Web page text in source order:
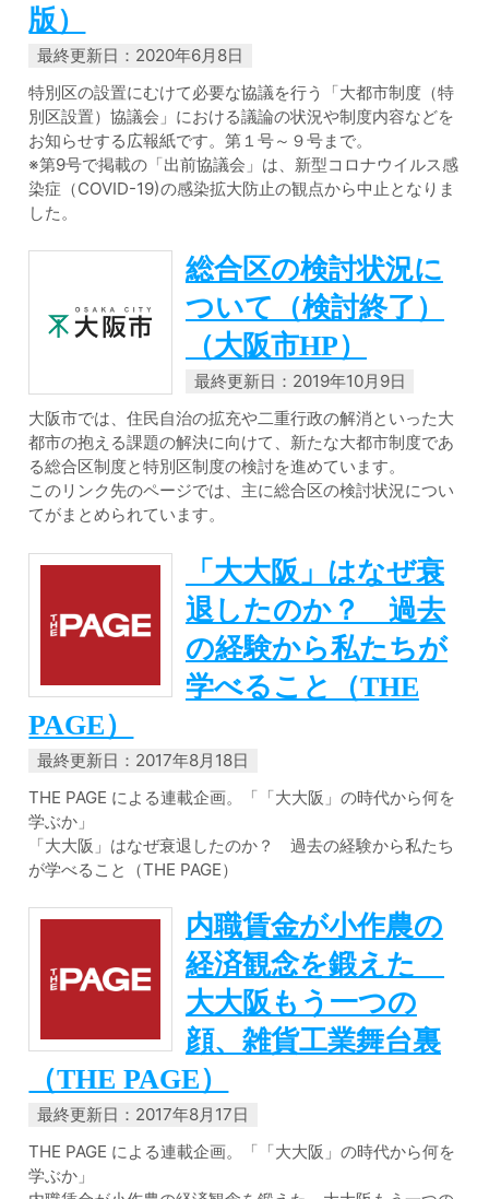
版）
最終更新日：2020年6月8日
特別区の設置にむけて必要な協議を行う「大都市制度（特
別区設置）協議会」における議論の状況や制度内容などを
お知らせする広報紙です。第１号～９号まで。
※第9号で掲載の「出前協議会」は、新型コロナウイルス感
染症（COVID-19)の感染拡大防止の観点から中止となりま
した。
総合区の検討状況に
ついて（検討終了）
（大阪市HP）
最終更新日：2019年10月9日
大阪市では、住民自治の拡充や二重行政の解消といった大
都市の抱える課題の解決に向けて、新たな大都市制度であ
る総合区制度と特別区制度の検討を進めています。
このリンク先のページでは、主に総合区の検討状況につい
てがまとめられています。
「大大阪」はなぜ衰
退したのか？ 過去
の経験から私たちが
学べること（THE
PAGE）
最終更新日：2017年8月18日
THE PAGE による連載企画。「「大大阪」の時代から何を
学ぶか」
「大大阪」はなぜ衰退したのか？ 過去の経験から私たち
が学べること（THE PAGE）
内職賃金が小作農の
経済観念を鍛えた
大大阪もう一つの
顔、雑貨工業舞台裏
（THE PAGE）
最終更新日：2017年8月17日
THE PAGE による連載企画。「「大大阪」の時代から何を
学ぶか」